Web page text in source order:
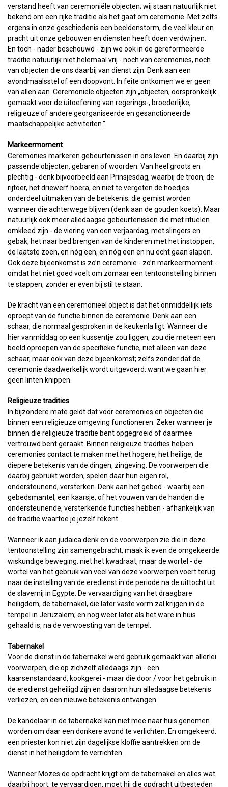
verstand heeft van ceremoniële objecten; wij staan natuurlijk niet
bekend om een rijke traditie als het gaat om ceremonie. Met zelfs
ergens in onze geschiedenis een beeldenstorm, die veel kleur en
pracht uit onze gebouwen en diensten heeft doen verdwijnen.
En toch - nader beschouwd - zijn we ook in de gereformeerde
traditie natuurlijk niet helemaal vrij - noch van ceremonies, noch
van objecten die ons daarbij van dienst zijn. Denk aan een
avondmaalsstel of een doopvont. In feite ontkomen we er geen
van allen aan. Ceremoniële objecten zijn „objecten, oorspronkelijk
gemaakt voor de uitoefening van regerings-, broederlijke,
religieuze of andere georganiseerde en gesanctioneerde
maatschappelijke activiteiten.”
Markeermoment
Ceremonies markeren gebeurtenissen in ons leven. En daarbij zijn
passende objecten, gebaren of woorden. Van heel groots en
plechtig - denk bijvoorbeeld aan Prinsjesdag, waarbij de troon, de
rijtoer, het driewerf hoera, en niet te vergeten de hoedjes
onderdeel uitmaken van de betekenis; die gemist worden
wanneer die achterwege blijven (denk aan de gouden koets). Maar
natuurlijk ook meer alledaagse gebeurtenissen die met rituelen
omkleed zijn - de viering van een verjaardag, met slingers en
gebak, het naar bed brengen van de kinderen met het instoppen,
de laatste zoen, en nóg een, en nóg een en nu echt gaan slapen.
Ook deze bijeenkomst is zo’n ceremonie - zo’n markeermoment -
omdat het niet goed voelt om zomaar een tentoonstelling binnen
te stappen, zonder er even bij stil te staan.
De kracht van een ceremonieel object is dat het onmiddellijk iets
oproept van de functie binnen de ceremonie. Denk aan een
schaar, die normaal gesproken in de keukenla ligt. Wanneer die
hier vanmiddag op een kussentje zou liggen, zou die meteen een
beeld oproepen van de specifieke functie, niet alleen van deze
schaar, maar ook van deze bijeenkomst; zelfs zonder dat de
ceremonie daadwerkelijk wordt uitgevoerd: want we gaan hier
geen linten knippen.
Religieuze tradities
In bijzondere mate geldt dat voor ceremonies en objecten die
binnen een religieuze omgeving functioneren. Zeker wanneer je
binnen die religieuze traditie bent opgegroeid of daarmee
vertrouwd bent geraakt. Binnen religieuze tradities helpen
ceremonies contact te maken met het hogere, het heilige, de
diepere betekenis van de dingen, zingeving. De voorwerpen die
daarbij gebruikt worden, spelen daar hun eigen rol,
ondersteunend, versterken. Denk aan het gebed - waarbij een
gebedsmantel, een kaarsje, of het vouwen van de handen die
ondersteunende, versterkende functies hebben - afhankelijk van
de traditie waartoe je jezelf rekent.
Wanneer ik aan judaica denk en de voorwerpen zie die in deze
tentoonstelling zijn samengebracht, maak ik even de omgekeerde
wiskundige beweging: niet het kwadraat, maar de wortel - de
wortel van het gebruik van veel van deze voorwerpen voert terug
naar de instelling van de eredienst in de periode na de uittocht uit
de slavernij in Egypte. De vervaardiging van het draagbare
heiligdom, de tabernakel, die later vaste vorm zal krijgen in de
tempel in Jeruzalem; en nog weer later als het ware in huis
gehaald is, na de verwoesting van de tempel.
Tabernakel
Voor de dienst in de tabernakel werd gebruik gemaakt van allerlei
voorwerpen, die op zichzelf alledaags zijn - een
kaarsenstandaard, kookgerei - maar die door / voor het gebruik in
de eredienst geheiligd zijn en daarom hun alledaagse betekenis
verliezen, en een nieuwe betekenis ontvangen.
De kandelaar in de tabernakel kan niet mee naar huis genomen
worden om daar een donkere avond te verlichten. En omgekeerd:
een priester kon niet zijn dagelijkse kloffie aantrekken om de
dienst in het heiligdom te verrichten.
Wanneer Mozes de opdracht krijgt om de tabernakel en alles wat
daarbij hoort, te vervaardigen, moet hij die opdracht uitbesteden